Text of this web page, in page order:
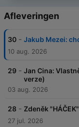
Afleveringen
30 - Jakub Mezei:
10 aug. 2026
29 - Jan Cina:
verze)
03 aug. 2026
28 - Zdeněk
27 jul. 2026